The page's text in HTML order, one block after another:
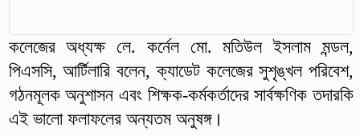
কলেজের অধ্যক্ষ লে. কর্নেল মো. মতিউল ইসলাম মন্ডল,
পিএসসি, আর্টিলারি বলেন, ক্যাডেট কলেজের সুশৃঙ্খল পরিবেশ,
গঠনমূলক অনুশাসন এবং শিক্ষক-কর্মকর্তাদের সার্বক্ষণিক তদারকি
এই ভালো ফলাফলের অন্যতম অনুষঙ্গ।